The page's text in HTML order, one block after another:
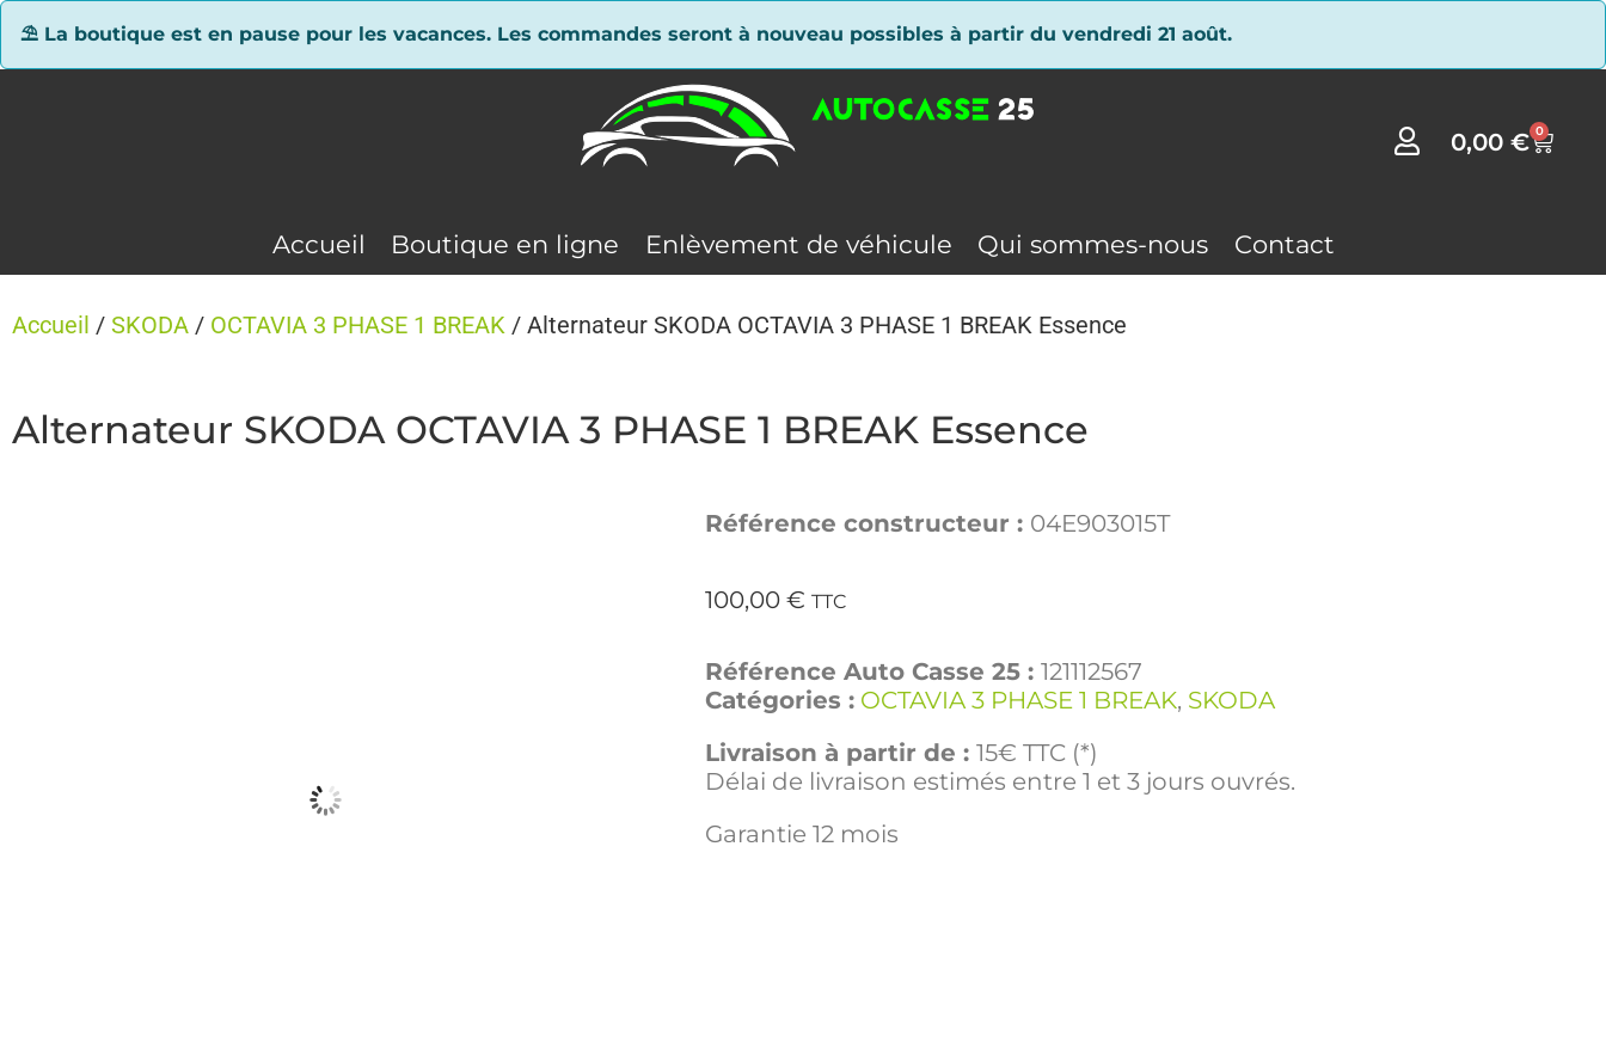
⛱ La boutique est en pause pour les vacances. Les commandes seront à nouveau possibles à partir du vendredi 21 août.
0,00€ 0
Accueil Boutique en ligne Enlèvement de véhicule Qui sommes-nous Contact
Accueil / SKODA / OCTAVIA 3 PHASE 1 BREAK / Alternateur SKODA OCTAVIA 3 PHASE 1 BREAK Essence
Alternateur SKODA OCTAVIA 3 PHASE 1 BREAK Essence
Référence constructeur : 04E903015T
100,00 € TTC
Référence Auto Casse 25 : 121112567
Catégories : OCTAVIA 3 PHASE 1 BREAK, SKODA
Livraison à partir de : 15€ TTC (*)
Délai de livraison estimés entre 1 et 3 jours ouvrés.
Garantie 12 mois
Panneau de gestion des cookies